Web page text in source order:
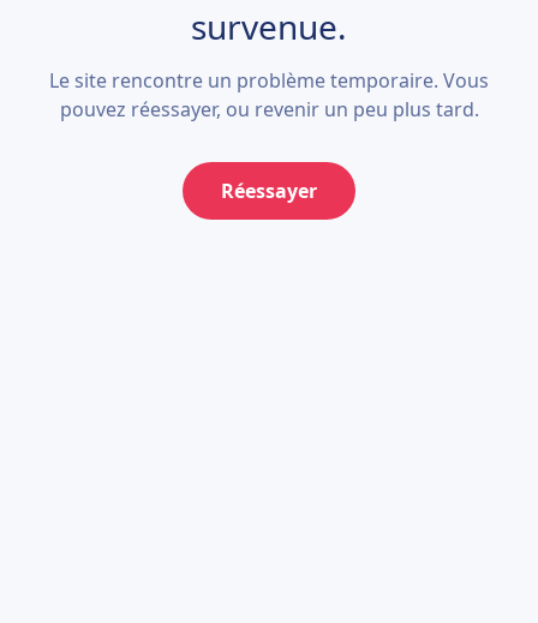
survenue.
Le site rencontre un problème temporaire. Vous
pouvez réessayer, ou revenir un peu plus tard.
Réessayer